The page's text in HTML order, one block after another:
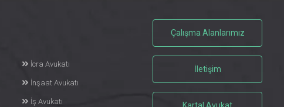
İcra Avukatı
İnşaat Avukatı
İş Avukatı
Çalışma Alanlarımız
İletişim